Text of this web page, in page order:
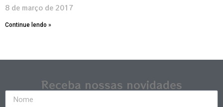
8 de março de 2017
Continue lendo »
Receba nossas novidades